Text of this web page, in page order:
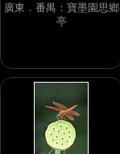
廣東．番禺：寶墨園思鄉
亭